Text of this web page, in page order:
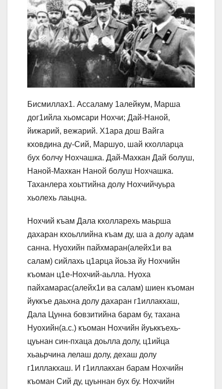
Бисмиллах1. Ассаламу 1алейкум, Марша
дог1ийла хьомсари Нохчи; Дай-Наной,
йижарий, вежарий. Х1ара дош Вайга
кховдина ду-Сий, Маршуо, шай кхолларца
бух болчу Нохчашка. Дай-Махкан Дай болуш,
Наной-Махкан Наной болуш Нохчашка.
Таханлера хоьттийна долу Нохчийчуьра
хьолехь лаьцна.
Нохчий къам Дала кхолларехь маьрша
дахаран кхоьллийна къам ду, ша а долу адам
санна. Нуохийн пайхмаран(алейх1и ва
салам) сийлахь ц1арца йоьза йу Нохчийн
къоман ц1е-Нохчий-аьлла. Нуоха
пайхамарас(алейх1и ва салам) шиен къоман
йуккъе даьхна долу дахаран г1иллакхаш,
Дала Цунна бовзитийна барам бу, тахана
Нуохийн(а.с.) къоман Нохчийн йуьккъехь-
цуьнан син-пхаца доьлла долу, ц1ийца
хьаьрчина лелаш долу, дехаш долу
г1иллакхаш. И г1иллакхан барам Нохчийн
къоман Сий ду, цуьннан бух бу. Нохчийн